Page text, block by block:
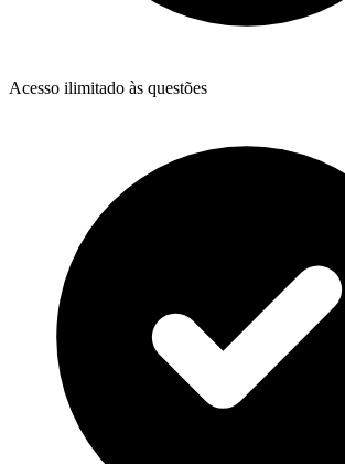
Acesso ilimitado às questões